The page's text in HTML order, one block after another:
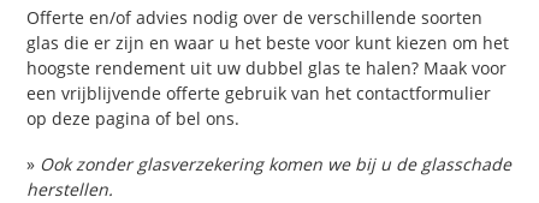
Offerte en/of advies nodig over de verschillende soorten
glas die er zijn en waar u het beste voor kunt kiezen om het
hoogste rendement uit uw dubbel glas te halen? Maak voor
een vrijblijvende offerte gebruik van het contactformulier
op deze pagina of bel ons.
» Ook zonder glasverzekering komen we bij u de glasschade
herstellen.